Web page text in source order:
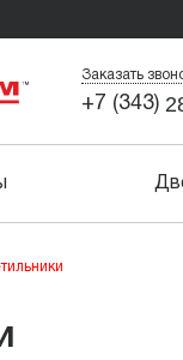
Заказать
+7 (343)